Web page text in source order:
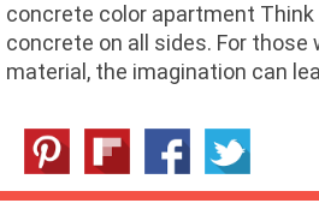
concrete color apartment
concrete on all sides. For those
material, the imagination can